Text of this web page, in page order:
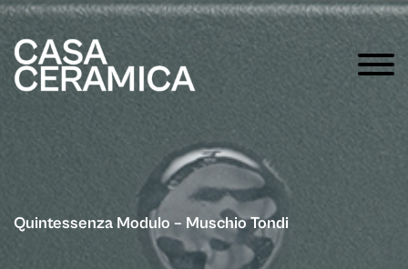
Quintessenza Modulo – Muschio Tondi